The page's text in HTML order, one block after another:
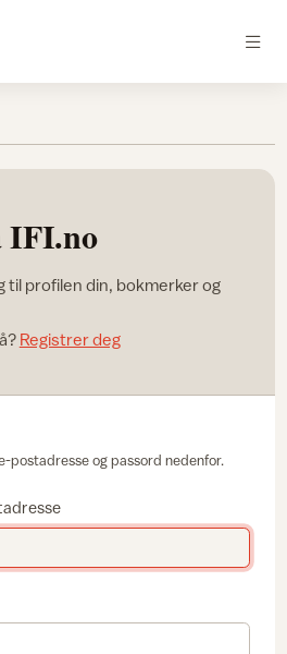
IFI.no
til profilen din, bokmerker og
Registrer deg
postadresse og passord nedenfor.